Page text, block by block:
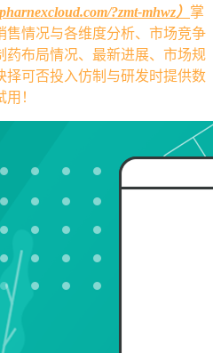
?zmt-mhwz） 掌
售情况与各维度分析、市场竞争
药布局情况、最新进展、市场规
择可否投入仿制与研发时提供数
！